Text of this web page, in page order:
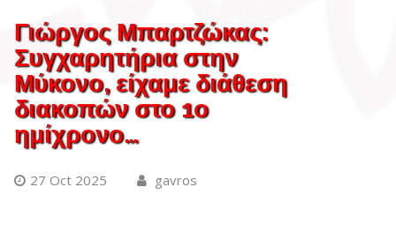
Γιώργος Μπαρτζώκας:
Συγχαρητήρια στην
Μύκονο, είχαμε διάθεση
διακοπών στο 1ο
ημίχρονο…
27 Oct 2025 gavros